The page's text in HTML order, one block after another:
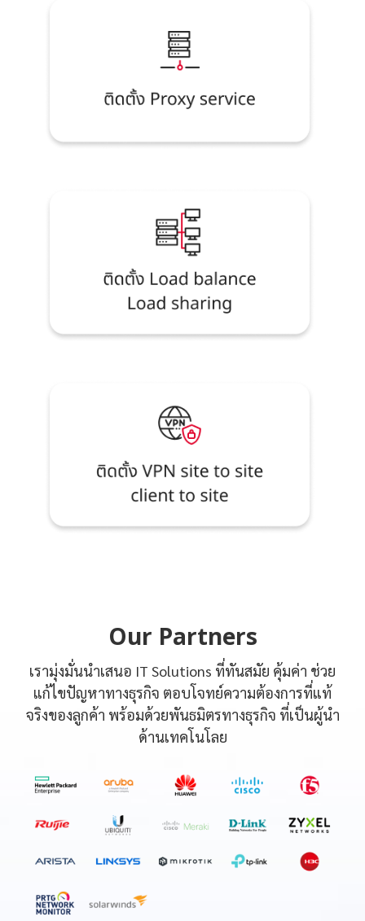
Our Partners
เรามุ่งมั่นนำเสนอ IT Solutions ที่ทันสมัย คุ้มค่า ช่วย
แก้ไขปัญหาทางธุรกิจ ตอบโจทย์ความต้องการที่แท้
จริงของลูกค้า พร้อมด้วยพันธมิตรทางธุรกิจ ที่เป็นผู้นำ
ด้านเทคโนโลย